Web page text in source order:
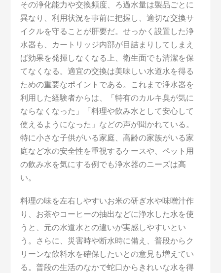
その浄化能力や交換頻度、ろ過水量は製品ごとに
異なり、利用状況を事前に把握し、適切な交換サ
イクルを守ることが肝要だ。せっかく設置した浄
水器も、カートリッジ内部が目詰まりしてしまえ
ば効果を発揮しなくなる上、衛生面でも清潔を保
てなくなる。適宜の交換は美味しい水道水を得る
ための重要なポイントである。これまで浄水器を
利用した経験者からは、「特有のカルキ臭が気に
ならなくなった」「料理や飲み水として安心して
使えるようになった」などの声が聞かれている。
特に小さな子供がいる家庭、高齢の家族がいる家
庭など水の安全性を重視するケースや、ペット用
の飲み水を気にする例でも浄水器のニーズは高
い。
料理の味を左右しやすいお米の研ぎ水や味噌汁作
り、お茶やコーヒーの抽出などに浄水した水を使
うと、元の水道水との違いが実感しやすいとい
う。さらに、災害時や断水時に備え、普段からク
リーンな飲料水を確保したいとの意見も増えてい
る。普段の生活のなかで蛇口からきれいな水を得